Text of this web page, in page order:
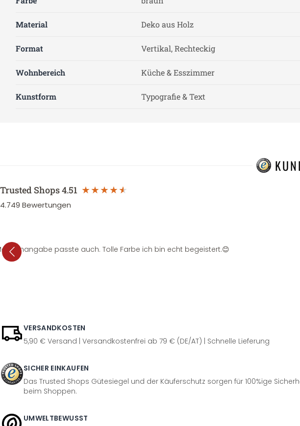
Material Deko aus Holz
Format Vertikal, Rechteckig
Wohnbereich Küche & Esszimmer
Kunstform Typografie & Text
Trusted Shops4.51
4.749 Bewertungen
passte auch. Tolle Farbe ich bin echt begeistert.😊
VERSANDKOSTEN
5,90 € Versand | Versandkostenfrei ab 79 € (DE/AT) | Schnelle Lieferung
SICHER EINKAUFEN
Das Trusted Shops Gütesiegel und der Käuferschutz sorgen für 100%ige
beim Shoppen.
UMWELTBEWUSST